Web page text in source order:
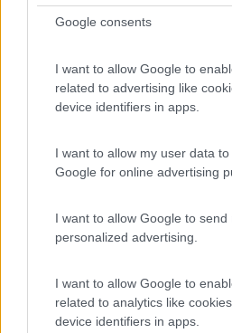
Google consents
I want to allow Google to
related to advertising like
device identifiers in apps.
I want to allow my user data
Google for online advertising
I want to allow Google to send
personalized advertising.
I want to allow Google to
related to analytics like
device identifiers in apps.
rivista britannica What
2022 i lettori della rivista
d‘estate 2020, al terzo
più popolare della sua
sue due varianti si è già
Tutte le notizie relative a:
Niesmann+Bischoff
Prev
Nuovi colori per i contenitori termici